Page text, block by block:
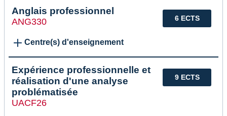
6 ECTS
Anglais professionnel
ANG330
Centre(s) d'enseignement
9 ECTS
Expérience professionnelle et
réalisation d'une analyse
problématisée
UACF26